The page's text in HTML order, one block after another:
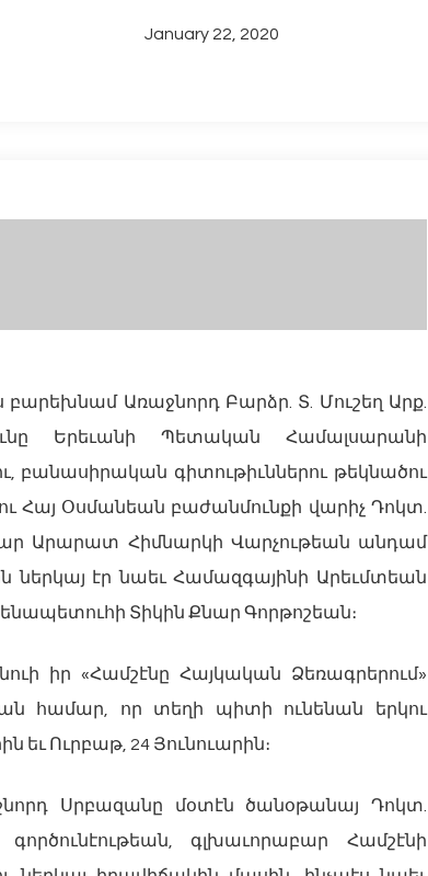
January 22, 2020
բարեխնամ Առաջնորդ Բարձր. Տ. Մուշեղ Արք.
Երեւանի Պետական Համալսարանի
գիտութիւններու թեկնածու
Հայ Օսմանեան բաժանմունքի վարիչ Դոկտ.
Արարատ Հիմնարկի Վարչութեան անդամ
էր նաեւ Համազգայինի Արեւմտեան
Տիկին Քնար Գորթոշեան։
իր «Համշէնը Հայկական Ձեռագրերում»
համար, որ տեղի պիտի ունենան երկու
եւ Ուրբաթ, 24 Յունուարին։
Սրբազանը մօտէն ծանօթանայ Դոկտ.
գլխաւորաբար Համշէնի